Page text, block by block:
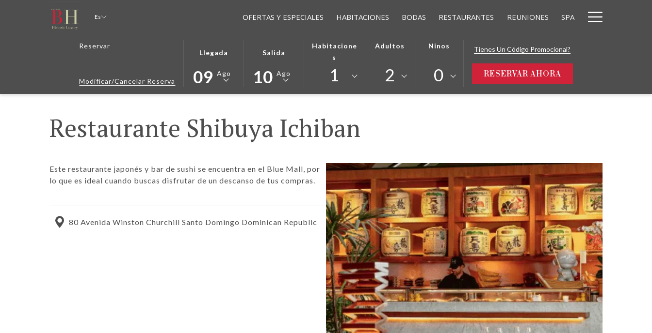
Es OFERTAS Y ESPECIALES HABITACIONES BODAS RESTAURANTES REUNIONES SPA Menu
Reservar
Modificar/Cancelar Reserva
Llegada
BOTÓN
EL
LA
FECHA
FECHA
LLEGADA
AGOSTO
2026.
09 Ago
Salida
BOTÓN
EL
LA
FECHA
FECHA
SALIDA
AGOSTO
2026.
10 Ago
Habitacione
S
1
Adultos
2
Ninos
0
Tienes Un Código Promocional?
RESERVAR AHORA
Restaurante Shibuya Ichiban
Este restaurante japonés y bar de sushi se encuentra en el Blue Mall, por
lo que es ideal cuando buscas disfrutar de un descanso de tus compras.
80 Avenida Winston Churchill Santo Domingo Dominican Republic